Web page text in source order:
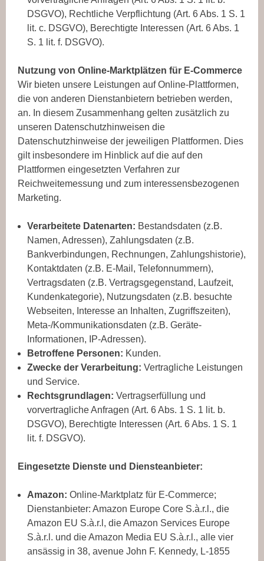
DSGVO), Rechtliche Verpflichtung (Art. 6 Abs. 1 S. 1
lit. c. DSGVO), Berechtigte Interessen (Art. 6 Abs. 1
S. 1 lit. f. DSGVO).
Nutzung von Online-Marktplätzen für E-Commerce
Wir bieten unsere Leistungen auf Online-Plattformen,
die von anderen Dienstanbietern betrieben werden,
an. In diesem Zusammenhang gelten zusätzlich zu
unseren Datenschutzhinweisen die
Datenschutzhinweise der jeweiligen Plattformen. Dies
gilt insbesondere im Hinblick auf die auf den
Plattformen eingesetzten Verfahren zur
Reichweitemessung und zum interessensbezogenen
Marketing.
Verarbeitete Datenarten: Bestandsdaten (z.B.
Namen, Adressen), Zahlungsdaten (z.B.
Bankverbindungen, Rechnungen, Zahlungshistorie),
Kontaktdaten (z.B. E-Mail, Telefonnummern),
Vertragsdaten (z.B. Vertragsgegenstand, Laufzeit,
Kundenkategorie), Nutzungsdaten (z.B. besuchte
Webseiten, Interesse an Inhalten, Zugriffszeiten),
Meta-/Kommunikationsdaten (z.B. Geräte-
Informationen, IP-Adressen).
Betroffene Personen: Kunden.
Zwecke der Verarbeitung: Vertragliche Leistungen
und Service.
Rechtsgrundlagen: Vertragserfüllung und
vorvertragliche Anfragen (Art. 6 Abs. 1 S. 1 lit. b.
DSGVO), Berechtigte Interessen (Art. 6 Abs. 1 S. 1
lit. f. DSGVO).
Eingesetzte Dienste und Diensteanbieter:
Amazon: Online-Marktplatz für E-Commerce;
Dienstanbieter: Amazon Europe Core S.à.r.l., die
Amazon EU S.à.r.l, die Amazon Services Europe
S.à.r.l. und die Amazon Media EU S.à.r.l., alle vier
ansässig in 38, avenue John F. Kennedy, L-1855